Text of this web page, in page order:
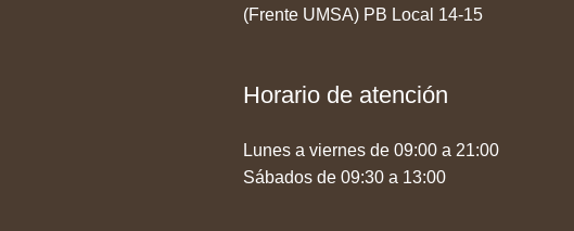
(Frente UMSA) PB Local 14-15
Horario de atención
Lunes a viernes de 09:00 a 21:00
Sábados de 09:30 a 13:00